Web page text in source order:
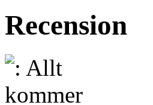
Recension